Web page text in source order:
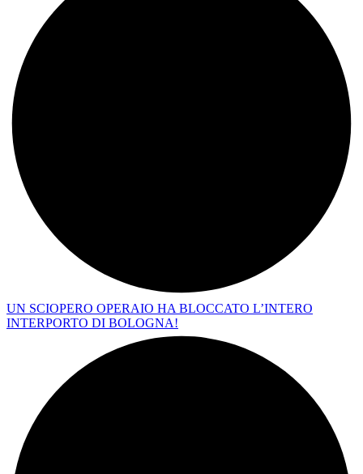
UN SCIOPERO OPERAIO HA BLOCCATO L’INTERO
INTERPORTO DI BOLOGNA!